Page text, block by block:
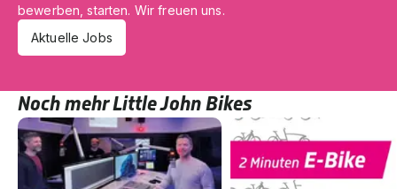
bewerben, starten. Wir freuen uns.
Aktuelle Jobs
Noch mehr Little John Bikes